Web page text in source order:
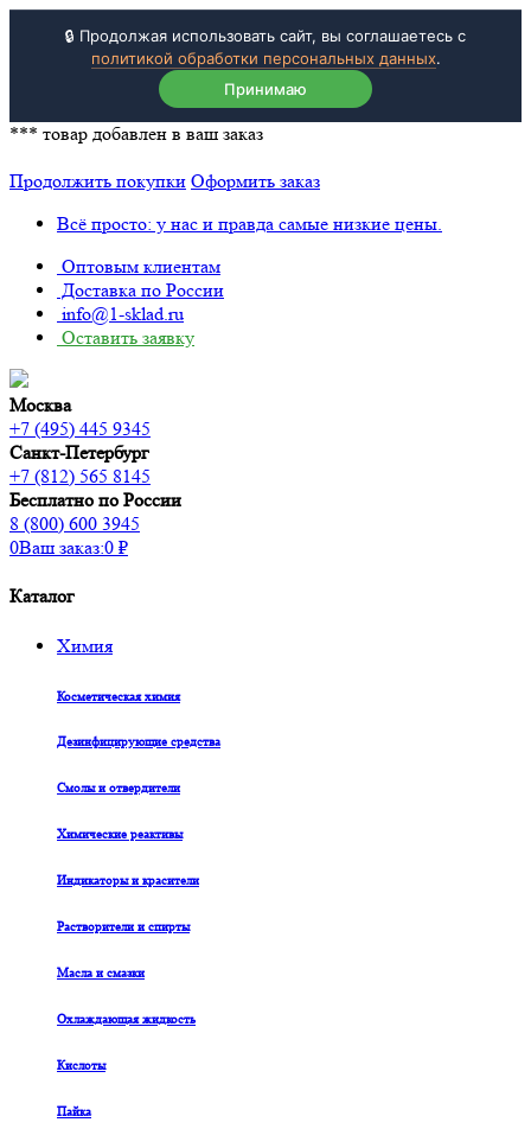
🔒 Продолжая использовать сайт, вы соглашаетесь с
политикой обработки персональных данных.
Принимаю
*** товар добавлен в ваш заказ
Продолжить покупки Оформить заказ
Всё просто: у нас и правда самые низкие цены.
Оптовым клиентам
Доставка по России
info@1-sklad.ru
Оставить заявку
Москва
+7 (495) 445 9345
Санкт-Петербург
+7 (812) 565 8145
Бесплатно по России
8 (800) 600 3945
0Ваш заказ:0 ₽
Каталог
Химия
Косметическая химия
Дезинфицирующие средства
Смолы и отвердители
Химические реактивы
Индикаторы и красители
Растворители и спирты
Масла и смазки
Охлаждающая жидкость
Кислоты
Пайка